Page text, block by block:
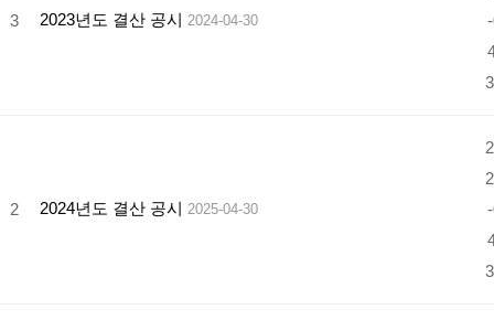
3 2023년도 결산 공시 2024-04-30
2 2024년도 결산 공시 2025-04-30